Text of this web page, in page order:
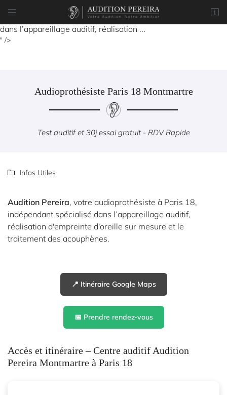
, votre audioprothésiste à Paris 18, indépendant spécialisé
dans l’appareillage auditif, réalisation ...
" />
 
77170 Brie-Comte-Robert
Rafraîchir le captcha
En cochant cette case, vous consentez à recevoir nos propositions commerciales à
l'adresse email indiqué ci-dessus. Vous pouvez vous désinscrire à tout moment en
utilisantle formulaire de désinscription.
Audioprothésiste Paris 18 Montmartre
Test auditif et 30j essai gratuit - RDV Rapide
 Infos Utiles
Audition Pereira, votre audioprothésiste à Paris 18,
indépendant spécialisé dans l’appareillage auditif,
réalisation d'empreinte d'oreille sur mesure et le
traitement des acouphènes.
📍 Itinéraire Google Maps
📅 Prendre rendez-vous
Accès et itinéraire – Centre auditif Audition
Pereira Montmartre à Paris 18